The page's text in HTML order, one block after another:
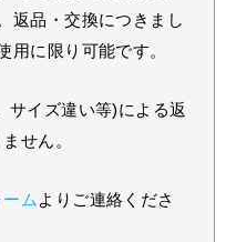
返品・交換につきまし
用に限り可能です。
サイズ違い等)による返
せん。
ム よりご連絡くださ